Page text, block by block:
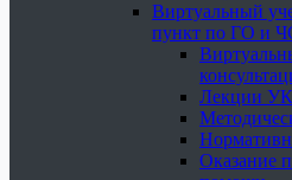
Виртуальный
пункт по ГО и
Лекции
Оказание